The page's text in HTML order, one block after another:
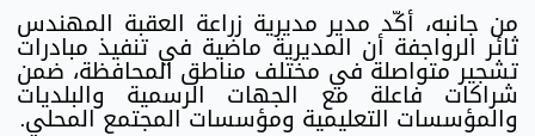
من جانبه، أكّد مدير مديرية زراعة العقبة المهندس
ثائر الرواجفة أن المديرية ماضية في تنفيذ مبادرات
تشجير متواصلة في مختلف مناطق المحافظة، ضمن
شراكات فاعلة مع الجهات الرسمية والبلديات
والمؤسسات التعليمية ومؤسسات المجتمع المحلي.